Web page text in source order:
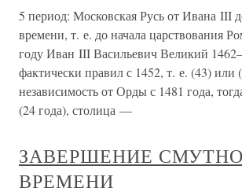
5 период: Московская Русь от Ивана III
времени, т. е. до начала царствования
году Иван III Васильевич Великий
фактически правил с 1452, т. е. (43) или
независимость от Орды с 1481 года,
(24 года), столица —
ЗАВЕРШЕНИЕ
ВРЕМЕНИ